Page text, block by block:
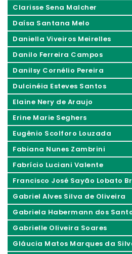
Clarisse Sena Malcher
Daísa Santana Melo
Daniella Viveiros Meirelles
Danilo Ferreira Campos
Danilsy Cornélio Pereira
Dulcinéia Esteves Santos
Elaine Nery de Araujo
Erine Marie Seghers
Eugênio Scolforo Louzada
Fabiana Nunes Zambrini
Fabrício Luciani Valente
Francisco José Sayão Lobato
Gabriel Alves Silva de Oliveira
Gabriela Habermann dos
Gabrielle Oliveira Soares
Gláucia Matos Marques da